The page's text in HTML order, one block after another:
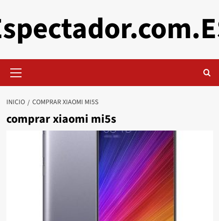
al
contenido
primario
INICIO COMPRAR XIAOMI MI5S
comprar xiaomi mi5s